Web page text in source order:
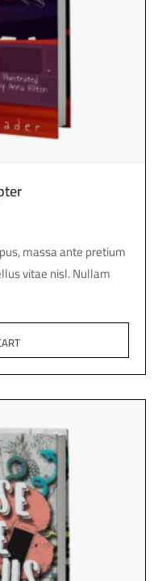
massa ante pretium
vitae nisl. Nullam